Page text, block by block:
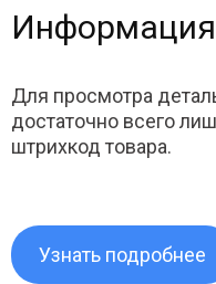
Информация
Для просмотра
достаточно всего
штрихкод товара.
Узнать подробнее